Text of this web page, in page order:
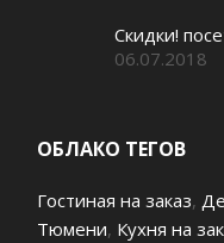
Скидки!
06.07.2018
ОБЛАКО ТЕГОВ
Гостиная на заказ,
Тюмени, Кухня на